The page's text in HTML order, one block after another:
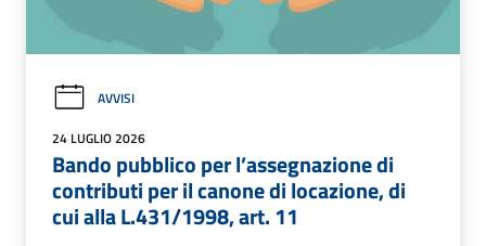
AVVISI
24 LUGLIO 2026
Bando pubblico per l’assegnazione di
contributi per il canone di locazione, di
cui alla L.431/1998, art. 11